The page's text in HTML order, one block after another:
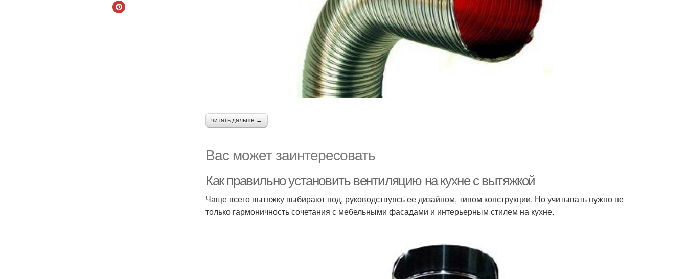
читать дальше →
Вас может заинтересовать
Как правильно установить вентиляцию на кухне с вытяжкой
Чаще всего вытяжку выбирают под, руководствуясь ее дизайном, типом конструкции. Но учитывать нужно не
только гармоничность сочетания с мебельными фасадами и интерьерным стилем на кухне.